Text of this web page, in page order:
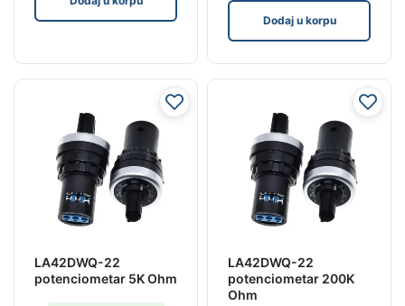
Dodaj u korpu
LA42DWQ-22
potenciometar 5K Ohm
LA42DWQ-22
potenciometar 200K
Ohm